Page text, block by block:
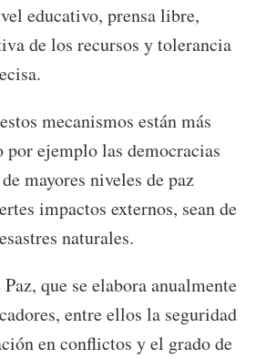
educativo, prensa libre,
de los recursos y tolerancia
mecanismos están más
por ejemplo las democracias
mayores niveles de paz
impactos externos, sean de
naturales.
que se elabora anualmente
entre ellos la seguridad
en conflictos y el grado de